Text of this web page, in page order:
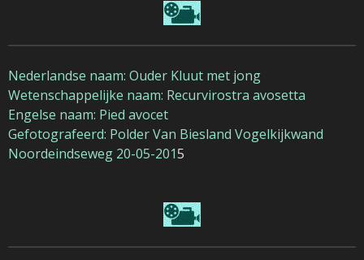
Nederlandse naam: Ouder Kluut met jong
Wetenschappelijke naam: Recurvirostra avosetta
Engelse naam: Pied avocet
Gefotografeerd: Polder Van Biesland Vogelkijkwand
Noordeindseweg 20-05-2015